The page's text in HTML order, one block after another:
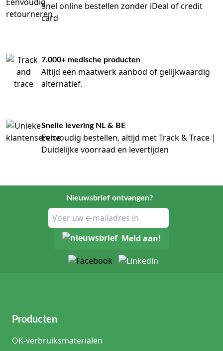
Snel online bestellen zonder iDeal of credit
card
7.000+ medische producten
Altijd een maatwerk aanbod of gelijkwaardig
alternatief.
Snelle levering NL & BE
Eenvoudig bestellen, altijd met Track & Trace |
Duidelijke voorraad en levertijden
Nieuwsbrief ontvangen?
Meld aan!
Producten
OK-verbruiksmaterialen